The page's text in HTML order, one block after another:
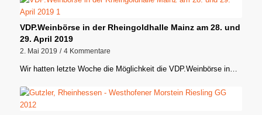
VDP.Weinbörse in der Rheingoldhalle Mainz am 28. und
29. April 2019
2. Mai 2019 / 4 Kommentare
Wir hatten letzte Woche die Möglichkeit die VDP.Weinbörse in…